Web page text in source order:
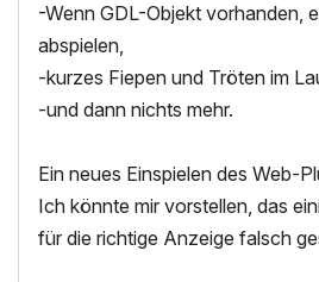
-Wenn GDL-Objekt vorhanden,
abspielen,
-kurzes Fiepen und Tröten im
-und dann nichts mehr.
Ein neues Einspielen des Web-
Ich könnte mir vorstellen, das
für die richtige Anzeige falsch